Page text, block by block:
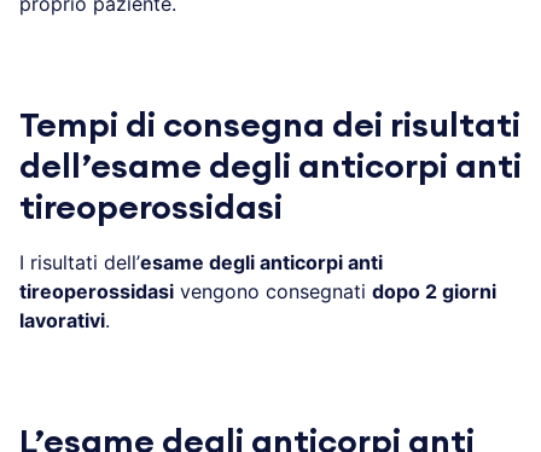
Tempi di consegna dei risultati
dell’esame degli anticorpi anti
tireoperossidasi
I risultati dell’esame degli anticorpi anti
tireoperossidasi vengono consegnati dopo 2 giorni
lavorativi.
L’esame degli anticorpi anti